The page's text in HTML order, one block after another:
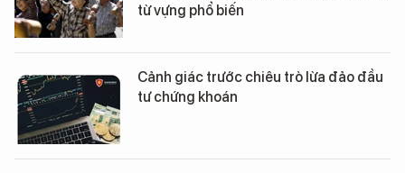
từ vựng phổ biến
Cảnh giác trước chiêu trò lừa đảo đầu
tư chứng khoán